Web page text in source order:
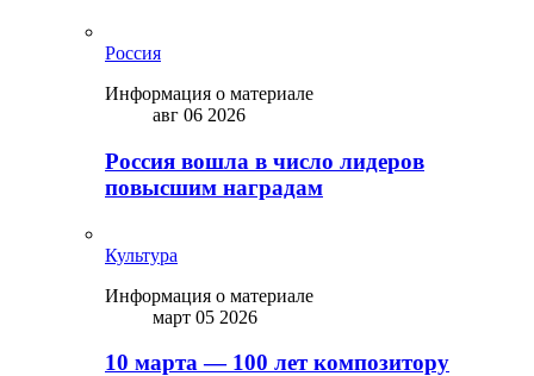
Россия
Информация о материале
авг 06 2026
Россия вошла в число лидеров
повысшим наградам
Культура
Информация о материале
март 05 2026
10 марта — 100 лет композитору